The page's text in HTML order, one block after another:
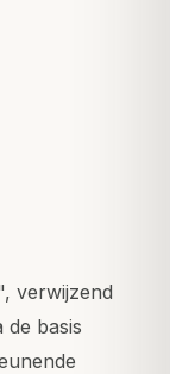
verwijzend
basis